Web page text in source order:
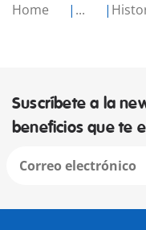
Home ...
Suscríbete a la
beneficios que te